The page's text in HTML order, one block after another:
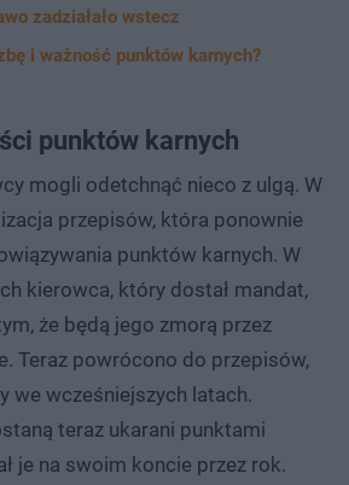
zadziałało wstecz
i ważność punktów karnych?
punktów karnych
mogli odetchnąć nieco z ulgą. W
przepisów, która ponownie
punktów karnych. W
kierowca, który dostał mandat,
że będą jego zmorą przez
Teraz powrócono do przepisów,
we wcześniejszych latach.
teraz ukarani punktami
je na swoim koncie przez rok.